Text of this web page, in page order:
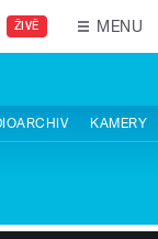
ŽIVĚ MENU
KAMERY